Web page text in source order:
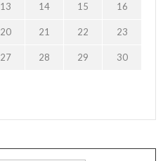
13 14 15 16
20 21 22 23
27 28 29 30